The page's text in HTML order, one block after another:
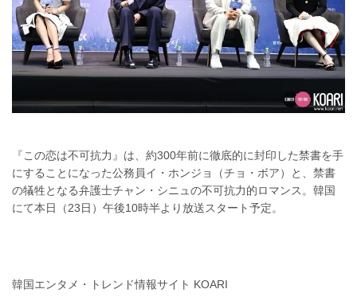
『この恋は不可抗力』は、約300年前に徹底的に封印した禁書を手
にすることになった公務員イ・ホンジョ（チョ・ボア）と、禁書
の犠牲となる弁護士チャン・シニュの不可抗力的ロマンス。韓国
にて本日（23日）午後10時半より放送スタート予定。
韓国エンタメ・トレンド情報サイト KOARI